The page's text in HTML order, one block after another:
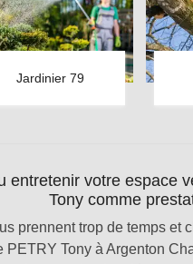
Jardinier 79
entretenir votre espace
Tony comme
prennent trop de temps et
PETRY Tony à Argenton